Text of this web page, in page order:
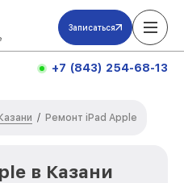
Записаться
+7 (843) 254-68-13
/ Ремонт iPad Apple
в Казани